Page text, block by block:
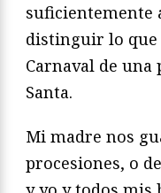
suficientemente
distinguir lo que
Carnaval de una
Santa.
Mi madre nos
procesiones, o